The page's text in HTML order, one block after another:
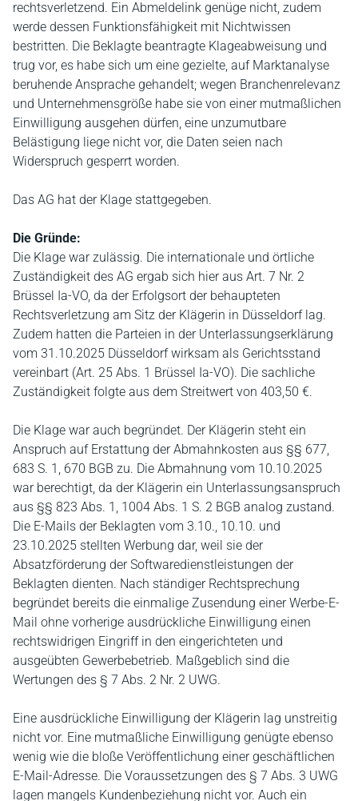
rechtsverletzend. Ein Abmeldelink genüge nicht, zudem
werde dessen Funktionsfähigkeit mit Nichtwissen
bestritten. Die Beklagte beantragte Klageabweisung und
trug vor, es habe sich um eine gezielte, auf Marktanalyse
beruhende Ansprache gehandelt; wegen Branchenrelevanz
und Unternehmensgröße habe sie von einer mutmaßlichen
Einwilligung ausgehen dürfen, eine unzumutbare
Belästigung liege nicht vor, die Daten seien nach
Widerspruch gesperrt worden.
Das AG hat der Klage stattgegeben.
Die Gründe:
Die Klage war zulässig. Die internationale und örtliche
Zuständigkeit des AG ergab sich hier aus Art. 7 Nr. 2
Brüssel Ia-VO, da der Erfolgsort der behaupteten
Rechtsverletzung am Sitz der Klägerin in Düsseldorf lag.
Zudem hatten die Parteien in der Unterlassungserklärung
vom 31.10.2025 Düsseldorf wirksam als Gerichtsstand
vereinbart (Art. 25 Abs. 1 Brüssel Ia-VO). Die sachliche
Zuständigkeit folgte aus dem Streitwert von 403,50 €.
Die Klage war auch begründet. Der Klägerin steht ein
Anspruch auf Erstattung der Abmahnkosten aus §§ 677,
683 S. 1, 670 BGB zu. Die Abmahnung vom 10.10.2025
war berechtigt, da der Klägerin ein Unterlassungsanspruch
aus §§ 823 Abs. 1, 1004 Abs. 1 S. 2 BGB analog zustand.
Die E-Mails der Beklagten vom 3.10., 10.10. und
23.10.2025 stellten Werbung dar, weil sie der
Absatzförderung der Softwaredienstleistungen der
Beklagten dienten. Nach ständiger Rechtsprechung
begründet bereits die einmalige Zusendung einer Werbe-E-
Mail ohne vorherige ausdrückliche Einwilligung einen
rechtswidrigen Eingriff in den eingerichteten und
ausgeübten Gewerbebetrieb. Maßgeblich sind die
Wertungen des § 7 Abs. 2 Nr. 2 UWG.
Eine ausdrückliche Einwilligung der Klägerin lag unstreitig
nicht vor. Eine mutmaßliche Einwilligung genügte ebenso
wenig wie die bloße Veröffentlichung einer geschäftlichen
E-Mail-Adresse. Die Voraussetzungen des § 7 Abs. 3 UWG
lagen mangels Kundenbeziehung nicht vor. Auch ein